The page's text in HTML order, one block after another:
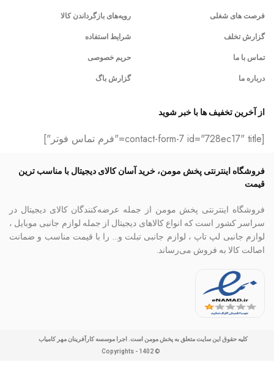
فرصت های شغلی
گزارش تخلف
تماس با ما
درباره ما
رویه‌های بازگرداندن کالا
شرایط استفاده
حریم خصوصی
گزارش باگ
از آخرین تخفیف ها با خبر شوید
[contact-form-7 id="728ec17" title="فرم تماس فوتر"]
فروشگاه اینترنتی پخش مومن، خرید آسان کالای دیجیتال با مناسب ترین
قیمت
فروشگاه اینترنتی پخش مومن از جمله عرضه‌کنندگان کالای دیجیتال در
سراسر کشور است که انواع کالاهای دیجیتال از جمله لوازم جانبی موبایل ،
لوازم جانبی لپ تاپ ، لوازم جانبی تبلت و… را با قیمت مناسب و ضمانت
اصالت کالا به فروش می‌رساند.
کلیه حقوق این سایت متعلق به پخش مومن است. اجرا موسسه کارآفرینان مهر کامیاب
© Copyrights - 1402